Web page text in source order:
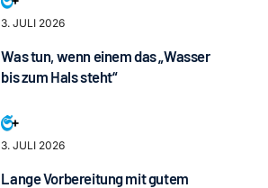
3. JULI 2026
Was tun, wenn einem das „Wasser
bis zum Hals steht“
3. JULI 2026
Lange Vorbereitung mit gutem